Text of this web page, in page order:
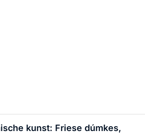
kunst: Friese dúmkes,